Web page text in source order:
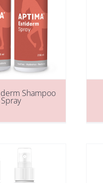
Shampoo